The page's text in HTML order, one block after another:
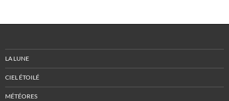
LA LUNE
CIEL ÉTOILÉ
MÉTÉORES